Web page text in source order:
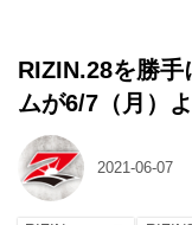
RIZIN.28を勝
ムが6/7（月）
2021-06-07